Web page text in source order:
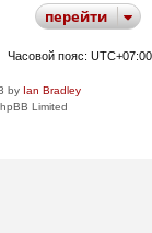
перейти
Часовой пояс: UTC+07:00
by Ian Bradley
Limited